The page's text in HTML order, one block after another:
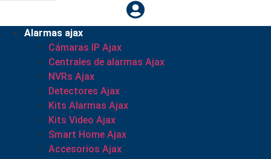
Alarmas ajax
Cámaras IP Ajax
Centrales de alarmas Ajax
NVRs Ajax
Detectores Ajax
Kits Alarmas Ajax
Kits Video Ajax
Smart Home Ajax
Accesorios Ajax